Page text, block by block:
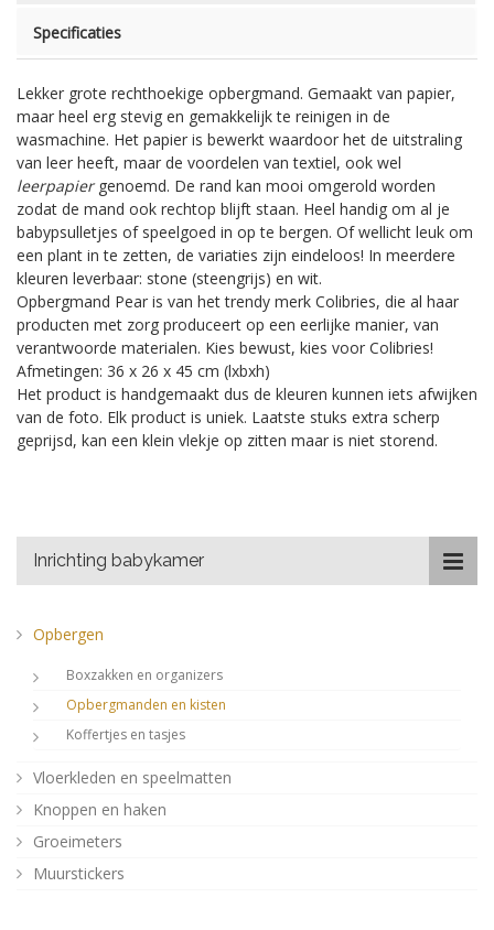
Specificaties
Lekker grote rechthoekige opbergmand. Gemaakt van papier,
maar heel erg stevig en gemakkelijk te reinigen in de
wasmachine. Het papier is bewerkt waardoor het de uitstraling
van leer heeft, maar de voordelen van textiel, ook wel
leerpapiergenoemd. De rand kan mooi omgerold worden
zodat de mand ook rechtop blijft staan. Heel handig om al je
babypsulletjes of speelgoed in op te bergen. Of wellicht leuk om
een plant in te zetten, de variaties zijn eindeloos! In meerdere
kleuren leverbaar: stone (steengrijs) en wit.
Opbergmand Pear is van het trendy merk Colibries, die al haar
producten met zorg produceert op een eerlijke manier, van
verantwoorde materialen. Kies bewust, kies voor Colibries!
Afmetingen: 36 x 26 x 45 cm (lxbxh)
Het product is handgemaakt dus de kleuren kunnen iets afwijken
van de foto. Elk product is uniek. Laatste stuks extra scherp
geprijsd, kan een klein vlekje op zitten maar is niet storend.
Inrichting babykamer
Opbergen
Boxzakken en organizers
Opbergmanden en kisten
Koffertjes en tasjes
Vloerkleden en speelmatten
Knoppen en haken
Groeimeters
Muurstickers